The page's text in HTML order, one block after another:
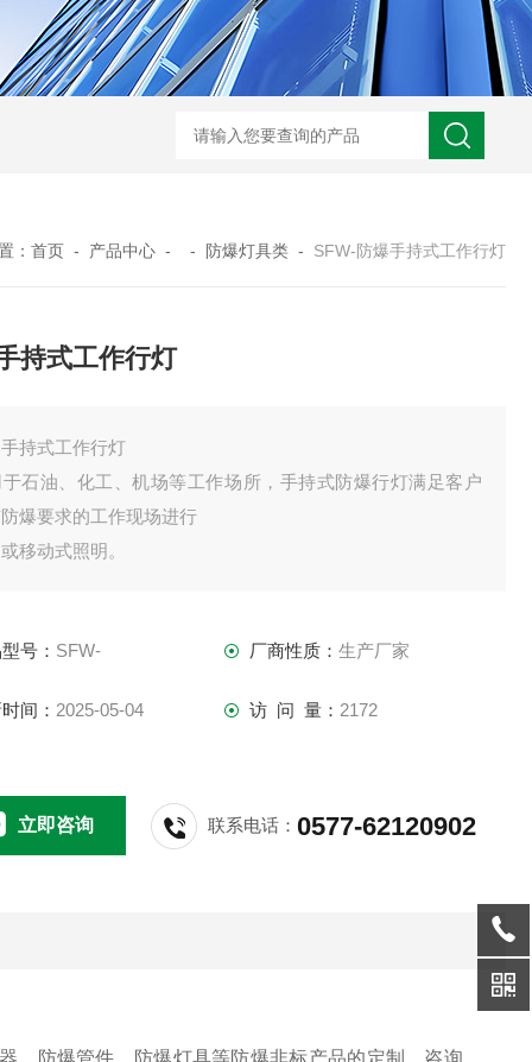
防爆磁力启动器批发价 BXK-户外防爆仪表箱
： 首页 - 产品中心 - - 防爆灯具类 - SFW-防爆手持式工作行灯
持式工作行灯
持式工作行灯
石油、化工、机场等工作场所，手持式防爆行灯满足客户
爆要求的工作现场进行
移动式照明。
号： SFW- 厂商性质： 生产厂家
间： 2025-05-04 访 问 量： 2172
立即咨询 联系电话：0577-62120902
防爆管件，防爆灯具等防爆非标产品的定制，咨询。